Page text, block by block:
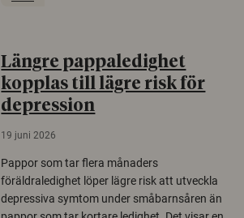
Längre pappaledighet
kopplas till lägre risk för
depression
19 juni 2026
Pappor som tar flera månaders
föräldraledighet löper lägre risk att utveckla
depressiva symtom under småbarnsåren än